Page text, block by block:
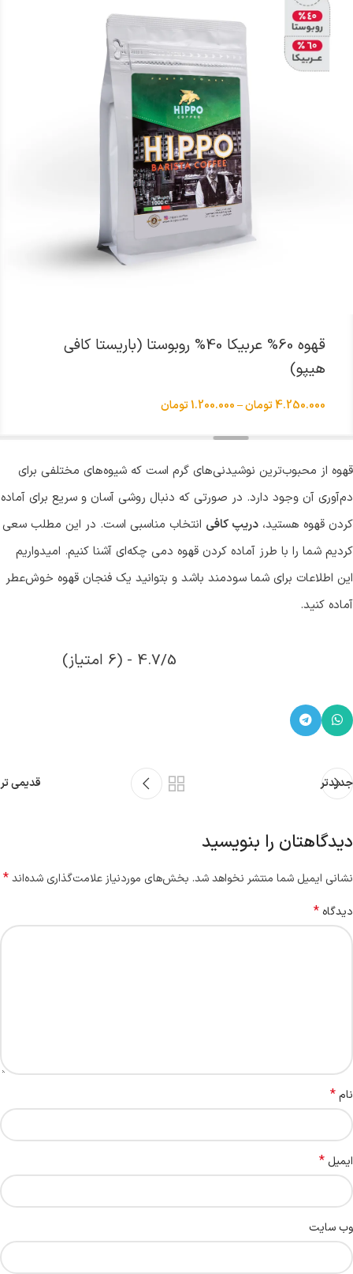
قهوه 60% عربیکا 40% روبوستا (باریستا کافی
هیپو)
4.250.000تومان–
1.200.000تومان
قهوه از محبوب‌ترین نوشیدنی‌های گرم است که شیوه‌های مختلفی برای
دم‌آوری آن وجود دارد. در صورتی که دنبال روشی آسان و سریع برای آماده
کردن قهوه هستید، دریپ کافی انتخاب مناسبی است. در این مطلب سعی
کردیم شما را با طرز آماده کردن قهوه دمی چکه‌ای آشنا کنیم. امیدواریم
این اطلاعات برای شما سودمند باشد و بتوانید یک فنجان قهوه خوش‌عطر
آماده کنید.
4.7/5 - (6 امتیاز)
جدیدتر قدیمی تر
دیدگاهتان را بنویسید
نشانی ایمیل شما منتشر نخواهد شد. بخش‌های موردنیاز علامت‌گذاری شده‌اند*
دیدگاه *
نام*
ایمیل *
وب‌ سایت